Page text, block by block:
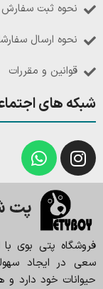
نحوه ثبت سفارش
نحوه ارسال
قوانین و مقررات
شبکه های
پت
فروشگاه پتی بوی
سعی در ایجاد
حیوانات خود دارد و